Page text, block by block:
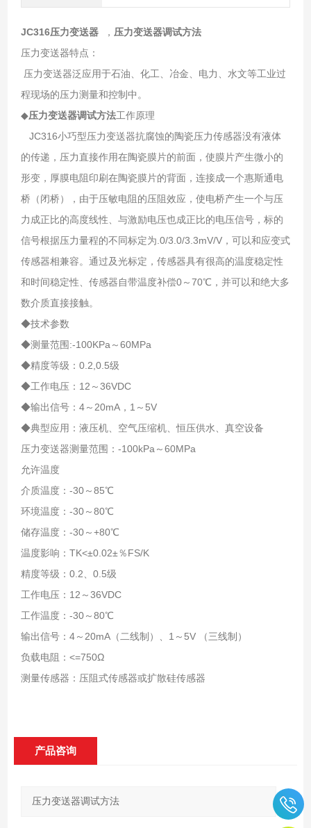
JC316压力变送器 ， 压力变送器调试方法
压力变送器特点：
压力变送器泛应用于石油、化工、冶金、电力、水文等工业过
程现场的压力测量和控制中。
◆压力变送器调试方法工作原理
JC316小巧型压力变送器抗腐蚀的陶瓷压力传感器没有液体
的传递，压力直接作用在陶瓷膜片的前面，使膜片产生微小的
形变，厚膜电阻印刷在陶瓷膜片的背面，连接成一个惠斯通电
桥（闭桥），由于压敏电阻的压阻效应，使电桥产生一个与压
力成正比的高度线性、与激励电压也成正比的电压信号，标的
信号根据压力量程的不同标定为.0/3.0/3.3mV/V，可以和应变式
传感器相兼容。通过及光标定，传感器具有很高的温度稳定性
和时间稳定性、传感器自带温度补偿0～70℃，并可以和绝大多
数介质直接接触。
◆技术参数
◆测量范围:-100KPa～60MPa
◆精度等级：0.2,0.5级
◆工作电压：12～36VDC
◆输出信号：4～20mA，1～5V
◆典型应用：液压机、空气压缩机、恒压供水、真空设备
压力变送器测量范围：-100kPa～60MPa
允许温度
介质温度：-30～85℃
环境温度：-30～80℃
储存温度：-30～+80℃
温度影响：TK<±0.02±％FS/K
精度等级：0.2、0.5级
工作电压：12～36VDC
工作温度：-30～80℃
输出信号：4～20mA（二线制）、1～5V （三线制）
负载电阻：<=750Ω
测量传感器：压阻式传感器或扩散硅传感器
产品咨询